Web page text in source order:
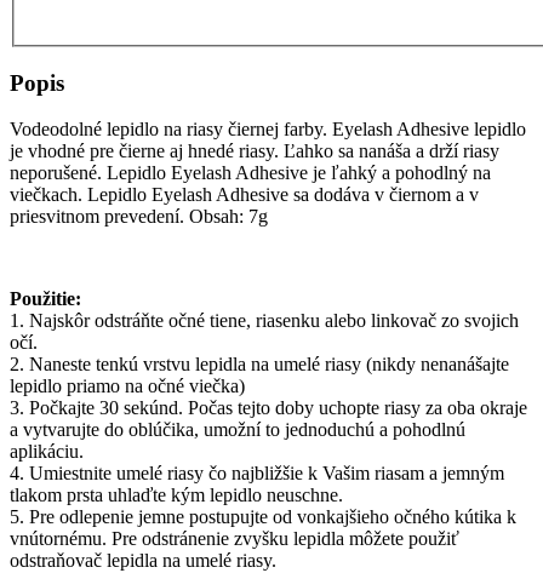
Popis
Vodeodolné lepidlo na riasy čiernej farby. Eyelash Adhesive lepidlo
je vhodné pre čierne aj hnedé riasy. Ľahko sa nanáša a drží riasy
neporušené. Lepidlo Eyelash Adhesive je ľahký a pohodlný na
viečkach. Lepidlo Eyelash Adhesive sa dodáva v čiernom a v
priesvitnom prevedení. Obsah: 7g
Použitie:
1. Najskôr odstráňte očné tiene, riasenku alebo linkovač zo svojich
očí.
2. Naneste tenkú vrstvu lepidla na umelé riasy (nikdy nenanášajte
lepidlo priamo na očné viečka)
3. Počkajte 30 sekúnd. Počas tejto doby uchopte riasy za oba okraje
a vytvarujte do oblúčika, umožní to jednoduchú a pohodlnú
aplikáciu.
4. Umiestnite umelé riasy čo najbližšie k Vašim riasam a jemným
tlakom prsta uhlaďte kým lepidlo neuschne.
5. Pre odlepenie jemne postupujte od vonkajšieho očného kútika k
vnútornému. Pre odstránenie zvyšku lepidla môžete použiť
odstraňovač lepidla na umelé riasy.